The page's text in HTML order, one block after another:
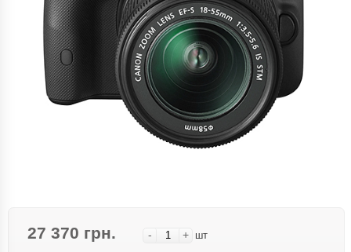
27 370 грн. - + шт